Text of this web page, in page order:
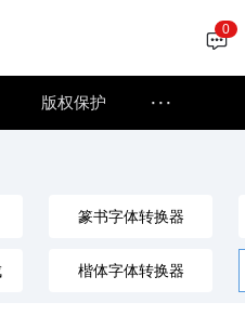
0
版权保护 ···
篆书字体转换器
楷体字体转换器